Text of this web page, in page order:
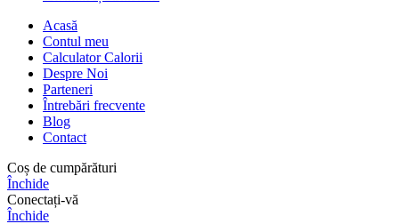
Acasă
Contul meu
Calculator Calorii
Despre Noi
Parteneri
Întrebări frecvente
Blog
Contact
Coș de cumpărături
Închide
Conectați-vă
Închide